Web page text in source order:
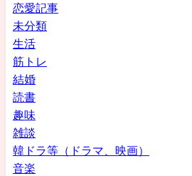
恋愛記事
未分類
生活
筋トレ
結婚
読書
趣味
雑談
韓ドラ等（ドラマ、映画）
音楽